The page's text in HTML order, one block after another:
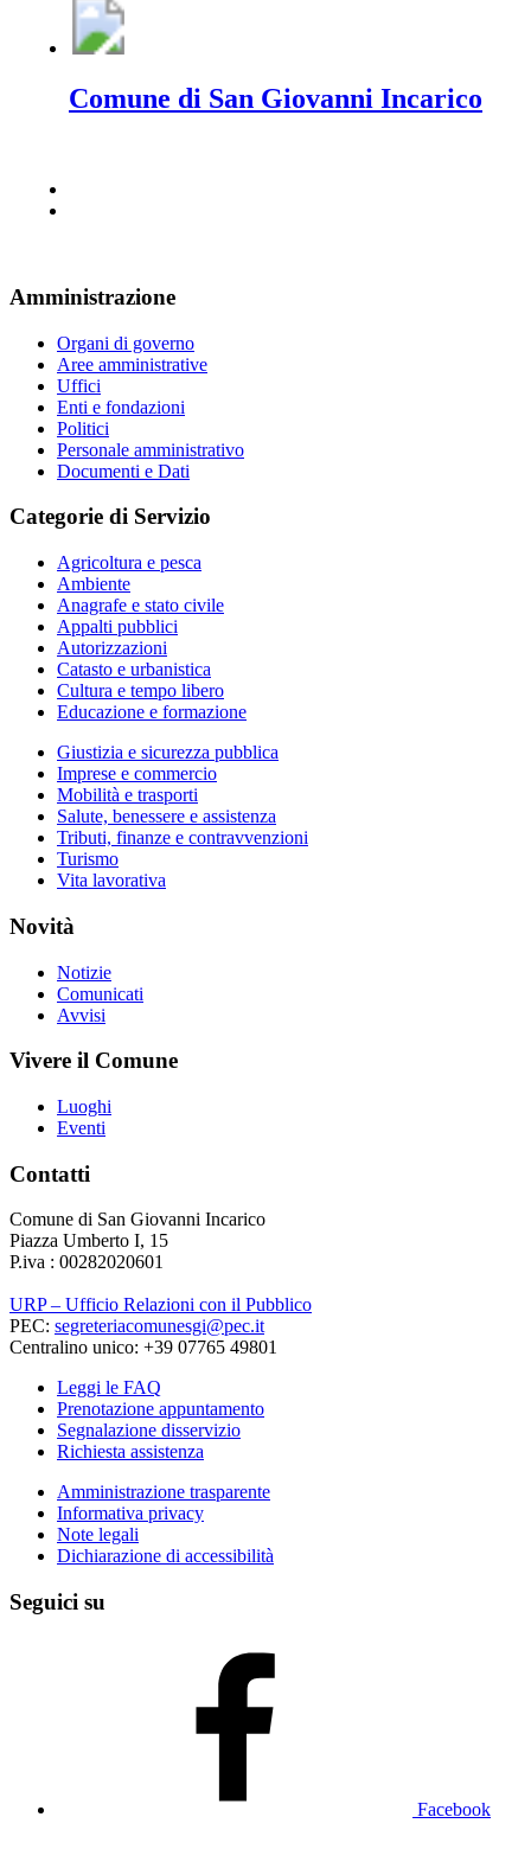
Comune di San Giovanni Incarico
Amministrazione
Organi di governo
Aree amministrative
Uffici
Enti e fondazioni
Politici
Personale amministrativo
Documenti e Dati
Categorie di Servizio
Agricoltura e pesca
Ambiente
Anagrafe e stato civile
Appalti pubblici
Autorizzazioni
Catasto e urbanistica
Cultura e tempo libero
Educazione e formazione
Giustizia e sicurezza pubblica
Imprese e commercio
Mobilità e trasporti
Salute, benessere e assistenza
Tributi, finanze e contravvenzioni
Turismo
Vita lavorativa
Novità
Notizie
Comunicati
Avvisi
Vivere il Comune
Luoghi
Eventi
Contatti
Comune di San Giovanni Incarico
Piazza Umberto I, 15
P.iva : 00282020601
URP – Ufficio Relazioni con il Pubblico
PEC: segreteriacomunesgi@pec.it
Centralino unico: +39 07765 49801
Leggi le FAQ
Prenotazione appuntamento
Segnalazione disservizio
Richiesta assistenza
Amministrazione trasparente
Informativa privacy
Note legali
Dichiarazione di accessibilità
Seguici su
Facebook